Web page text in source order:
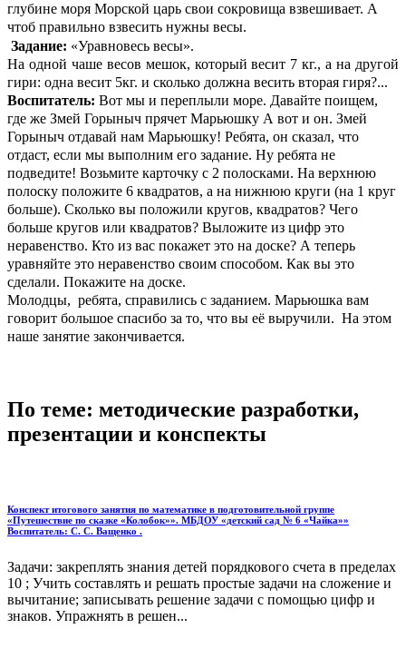
глубине моря Морской царь свои сокровища взвешивает. А
чтоб правильно взвесить нужны весы.
Задание: «Уравновесь весы».
На одной чаше весов мешок, который весит 7 кг., а на другой
гири: одна весит 5кг. и сколько должна весить вторая гиря?...
Воспитатель: Вот мы и переплыли море. Давайте поищем,
где же Змей Горыныч прячет Марьюшку А вот и он. Змей
Горыныч отдавай нам Марьюшку! Ребята, он сказал, что
отдаст, если мы выполним его задание. Ну ребята не
подведите! Возьмите карточку с 2 полосками. На верхнюю
полоску положите 6 квадратов, а на нижнюю круги (на 1 круг
больше). Сколько вы положили кругов, квадратов? Чего
больше кругов или квадратов? Выложите из цифр это
неравенство. Кто из вас покажет это на доске? А теперь
уравняйте это неравенство своим способом. Как вы это
сделали. Покажите на доске.
Молодцы, ребята, справились с заданием. Марьюшка вам
говорит большое спасибо за то, что вы её выручили. На этом
наше занятие закончивается.
По теме: методические разработки,
презентации и конспекты
Конспект итогового занятия по математике в подготовительной группе
«Путешествие по сказке «Колобок»». МБДОУ «детский сад № 6 «Чайка»»
Воспитатель: С. С. Ващенко .
Задачи: закреплять знания детей порядкового счета в пределах
10 ; Учить составлять и решать простые задачи на сложение и
вычитание; записывать решение задачи с помощью цифр и
знаков. Упражнять в решен...